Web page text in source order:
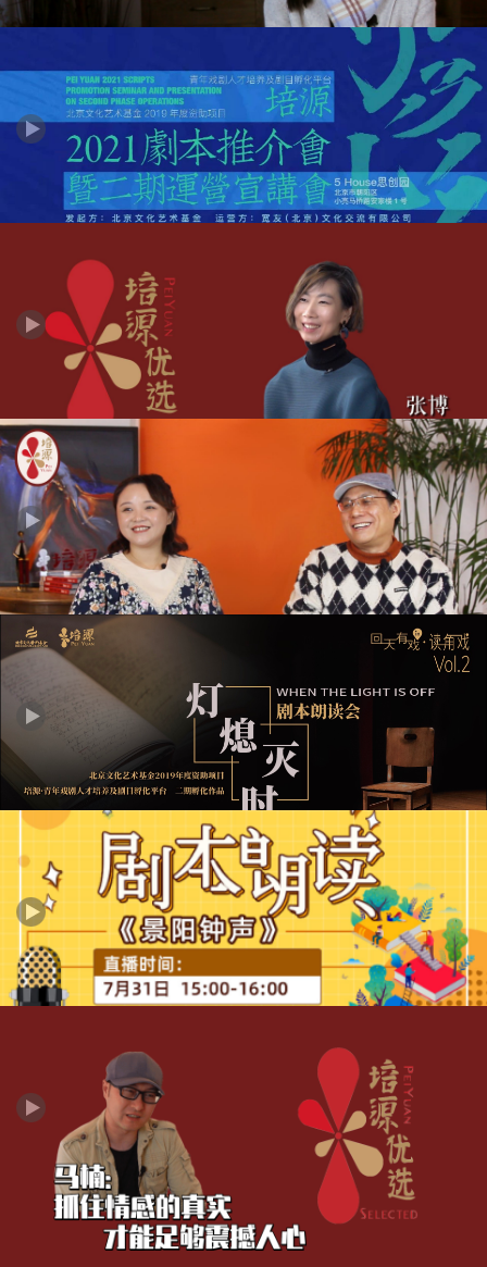
培源优选丨朱虹璇：通过戏剧与观众交换人生
培源·2021剧本推荐会暨二期运营宣讲会活动直播回放P3---剧本推
介之戏曲组推介
培源优选 | 张博：能在戏里活一辈子，是很幸福的事
培源优选 | 郝铭&李沛然：创作让我们的人生变得不一样
《灯熄灭时》9.25剧本朗读会